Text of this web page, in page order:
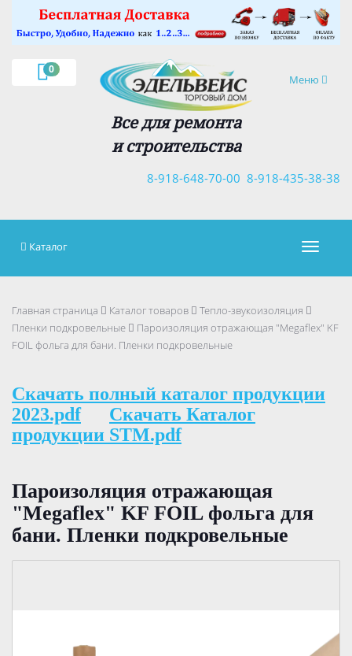
0
Навигация
Меню
Все для ремонта
и строительства
8-918-435-38-38
8-918-648-70-00
×
Каталог
Главная страница Каталог товаров
Тепло-звукоизоляция
Пленки подкровельные
Пароизоляция отражающая "Megaflex" KF
FOIL фольга для бани. Пленки подкровельные
Скачать полный каталог продукции
2023.pdf
Скачать Каталог
продукции STM.pdf
Пароизоляция отражающая
"Megaflex" KF FOIL фольга для
бани. Пленки подкровельные